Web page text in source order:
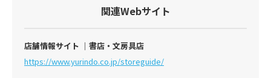
関連Webサイト
店舗情報サイト ｜書店・文房具店
https://www.yurindo.co.jp/storeguide/